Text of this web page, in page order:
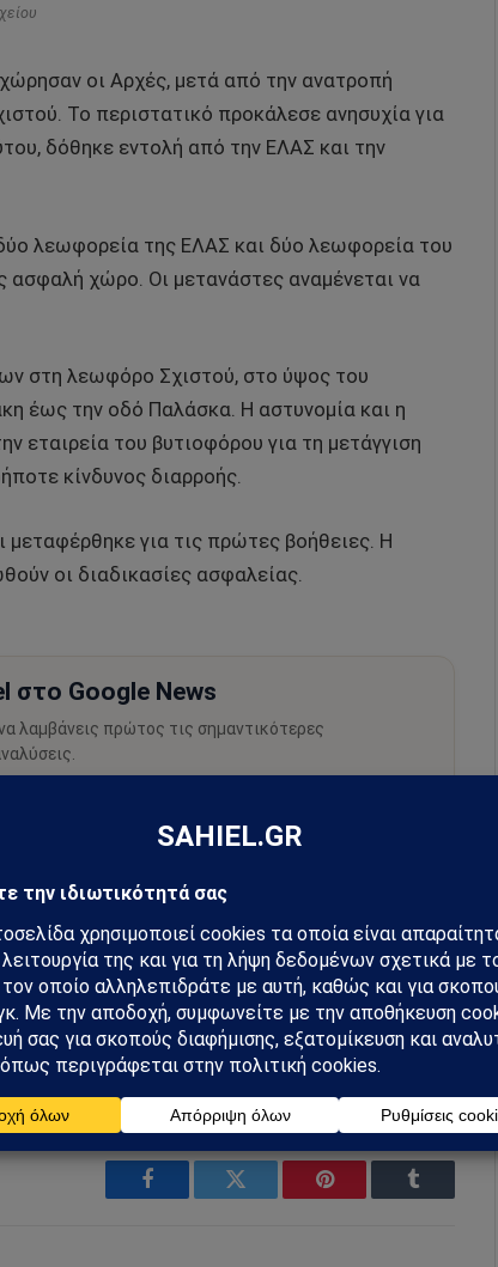
οι Αρχές, μετά από την ανατροπή
Το περιστατικό προκάλεσε ανησυχία για
δόθηκε εντολή από την ΕΛΑΣ και την
λεωφορεία της ΕΛΑΣ και δύο λεωφορεία του
ασφαλή χώρο. Οι μετανάστες αναμένεται να
στη λεωφόρο Σχιστού, στο ύψος του
έως την οδό Παλάσκα. Η αστυνομία και η
εταιρεία του βυτιοφόρου για τη μετάγγιση
κίνδυνος διαρροής.
για τις πρώτες βοήθειες. Η
οι διαδικασίες ασφαλείας.
στο Google News
λαμβάνεις πρώτος τις σημαντικότερες
Οδηγός Σχιστό
Ακολουθήστε στο YouTube
Facebook Twitter Pinterest Tumblr